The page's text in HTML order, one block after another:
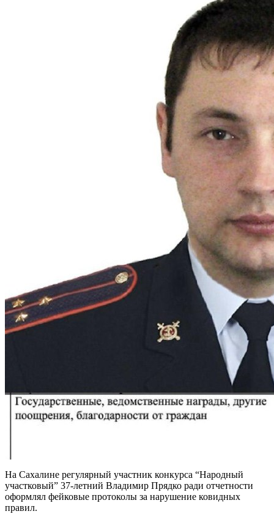
На Сахалине регулярный участник конкурса “Народный
участковый” 37-летний Владимир Прядко ради отчетности
оформлял фейковые протоколы за нарушение ковидных
правил.